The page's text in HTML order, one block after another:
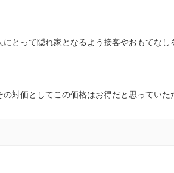
とって隠れ家となるよう接客やおもてなし
対価としてこの価格はお得だと思っていた